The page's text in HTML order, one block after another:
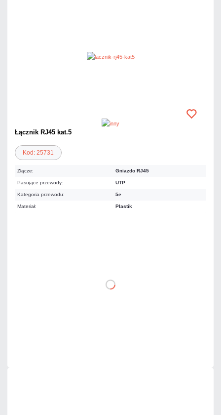
Łącznik RJ45 kat.5
Kod: 25731
Złącze: Gniazdo RJ45
Pasujące przewody: UTP
Kategoria przewodu: 5e
Materiał: Plastik
DO KOSZYKA